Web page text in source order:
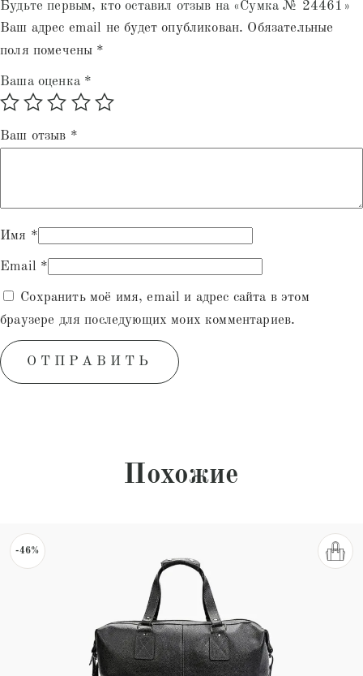
Будьте первым, кто оставил отзыв на «Сумка № 24461»
Ваш адрес email не будет опубликован. Обязательные
поля помечены *
Ваша оценка *
Ваш отзыв *
Имя *
Email *
Сохранить моё имя, email и адрес сайта в этом
браузере для последующих моих комментариев.
Похожие
-46%